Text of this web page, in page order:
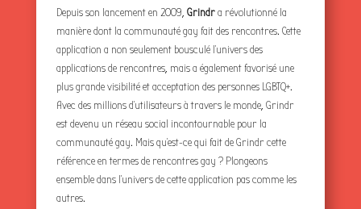
Depuis son lancement en 2009, Grindra révolutionné la
manière dont la communauté gay fait des rencontres. Cette
application a non seulement bousculé l’univers des
applications de rencontres, mais a également favorisé une
plus grande visibilité et acceptation des personnes LGBTQ+.
Avec des millions d’utilisateurs à travers le monde, Grindr
est devenu un réseau social incontournable pour la
communauté gay. Mais qu’est-ce qui fait de Grindr cette
référence en termes de rencontres gay ? Plongeons
ensemble dans l’univers de cette application pas comme les
autres.